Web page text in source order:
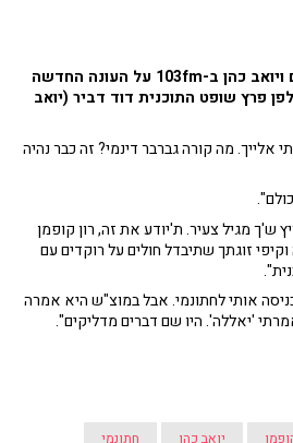
רון קופמן שוחח עם רון שלום ויואב כהן ב-103fm על העונה החדשה
פרץ שופט התוכנית דוד דביר (יואב
אלייך. מה קורה גברבר דינמי? זה כבר נהיה
ש'ך מגיל צעיר. ת'יודע את זה, רון קופמן
זוגתך שתיבדל חולים על רוקדים עם
אותי לחתונמי. אבל במוצ"ש היא אמרה
'יאללה'. היו שם דברים מדליקים".